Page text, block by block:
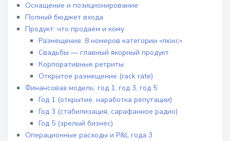
Оснащение и позиционирование
Полный бюджет входа
Продукт: что продаём и кому
Размещение: 8 номеров категории «люкс»
Свадьбы — главный якорный продукт
Корпоративные ретриты
Открытое размещение (rack rate)
Финансовая модель: год 1, год 3, год 5
Год 1 (открытие, наработка репутации)
Год 3 (стабилизация, сарафанное радио)
Год 5 (зрелый бизнес)
Операционные расходы и P&L года 3